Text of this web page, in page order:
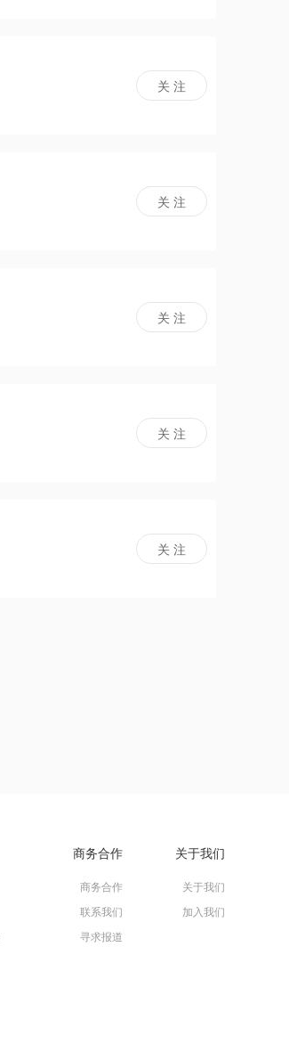
商务合作
商务合作
联系我们
寻求报道
关于我们
关于我们
加入我们